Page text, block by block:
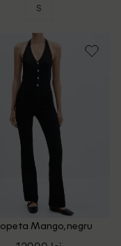
S
Mango, negru